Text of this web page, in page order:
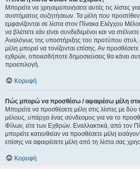
Μπορείτε να χρησιμοποιήσετε αυτές τις λίστες
συστήματος συζητήσεων. Τα μέλη που
εμφανίζονται σε λίστα στον Πίνακα Ελέγχου
να βλέπετε εάν είναι συνδεδεμένοι και να
Αναλόγως της υποστήριξης του προτύπου στυλ,
μέλη μπορεί να τονίζονται επίσης. Αν
εχθρών, οποιεσδήποτε δημοσιεύσεις θα κάνει
προεπιλογή.
Κορυφή
Πώς μπορώ να προσθέσω / αφαιρέσω μέλη
Μπορείτε να προσθέσετε μέλη στις λίστες με
μέλους, υπάρχει ένας σύνδεσμος για να το
Φίλων, είτε των Εχθρών. Εναλλακτικά, από τον
μπορείτε κατευθείαν να προσθέσετε μέλη
επίσης να αφαιρέσετε μέλη από τη λίστα σας
Κορυφή